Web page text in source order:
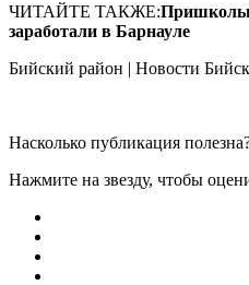
ЧИТАЙТЕ ТАКЖЕ:
заработали в Барнауле
Бийский район | Новости
Насколько публикация
Нажмите на звезду, чтобы